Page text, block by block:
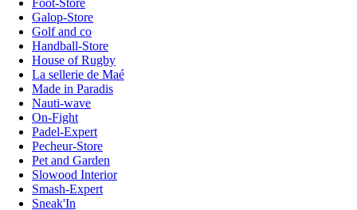
Galop-Store
Golf and co
Handball-Store
House of Rugby
La sellerie de Maé
Made in Paradis
Nauti-wave
On-Fight
Padel-Expert
Pecheur-Store
Pet and Garden
Slowood Interior
Smash-Expert
Sneak'In